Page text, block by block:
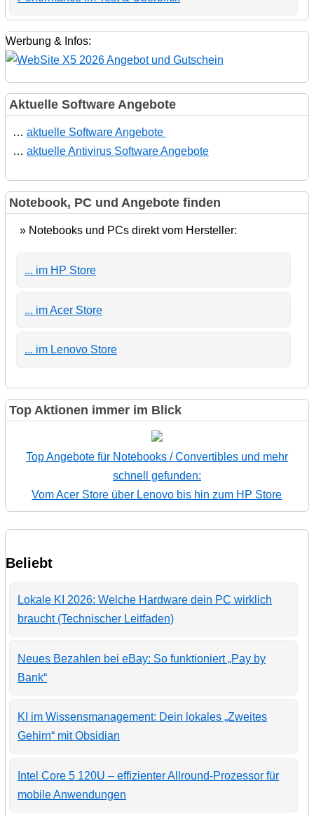
Werbung & Infos:
Aktuelle Software Angebote
… aktuelle Software Angebote
… aktuelle Antivirus Software Angebote
Notebook, PC und Angebote finden
» Notebooks und PCs direkt vom Hersteller:
... im HP Store
... im Acer Store
... im Lenovo Store
Top Aktionen immer im Blick
Top Angebote für Notebooks / Convertibles und mehr
schnell gefunden:
Vom Acer Store über Lenovo bis hin zum HP Store
Beliebt
Lokale KI 2026: Welche Hardware dein PC wirklich
braucht (Technischer Leitfaden)
Neues Bezahlen bei eBay: So funktioniert „Pay by
Bank“
KI im Wissensmanagement: Dein lokales „Zweites
Gehirn“ mit Obsidian
Intel Core 5 120U – effizienter Allround-Prozessor für
mobile Anwendungen